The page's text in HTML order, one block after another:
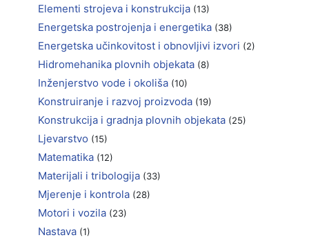
Elementi strojeva i konstrukcija (13)
Energetska postrojenja i energetika (38)
Energetska učinkovitost i obnovljivi izvori (2)
Hidromehanika plovnih objekata (8)
Inženjerstvo vode i okoliša (10)
Konstruiranje i razvoj proizvoda (19)
Konstrukcija i gradnja plovnih objekata (25)
Ljevarstvo (15)
Matematika (12)
Materijali i tribologija (33)
Mjerenje i kontrola (28)
Motori i vozila (23)
Nastava (1)